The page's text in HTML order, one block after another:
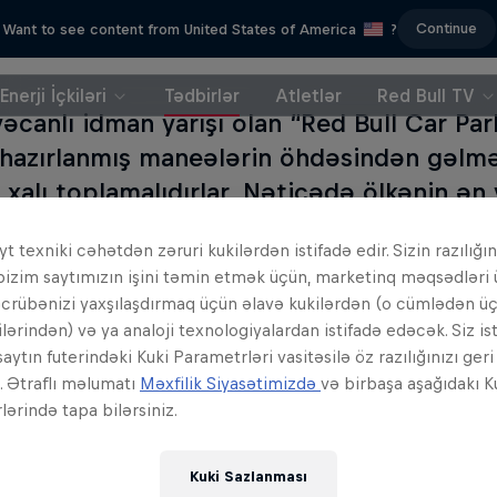
Want to see content from United States of America ? Continue
Enerji İçkiləri Tədbirlər Atletlər Red Bull TV
idman yarışı olan “Red Bull Car
maneələrin öhdəsindən
xalı toplamalıdırlar. Nəticədə ölkənin
Car Park Drift”in Dünya Finalında
Car Park Drift” çılğın bir yarışdır! Yarış boyu
bərabər, “pendulum”, “spiral”, “gate”,
Həyəcanlı səslənir, düzdür?!
heyrətləndirməyi bacaran və 400 xal üstündən
Milli Finalçı elan olunacaq.
texniki cəhətdən zəruri kukilərdən istifadə edir. Sizin
saytımızın işini təmin etmək üçün, marketinq məqsədləri
yaxşılaşdırmaq üçün əlavə kukilərdən (o cümlədən
və ya analoji texnologiyalardan istifadə edəcək. Siz
futerindəki Kuki Parametrləri vasitəsilə öz razılığınızı
Ətraflı məlumatı Məxfilik Siyasətimizdə və birbaşa aşağıdakı
tapa bilərsiniz.
Kuki Sazlanması